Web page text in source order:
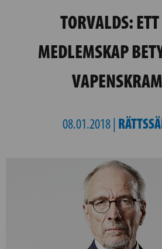
TORVALDS:
MEDLEMSKAP
08.01.2018 |